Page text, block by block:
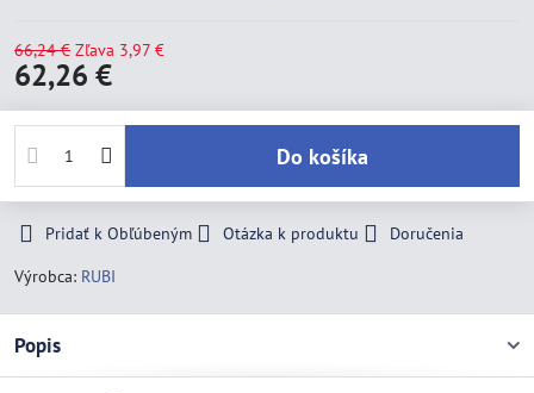
66,24 € Zľava 3,97 €
62,26 €
Do košíka
Pridať k Obľúbeným Otázka k produktu
Doručenia
Výrobca: RUBI
Popis